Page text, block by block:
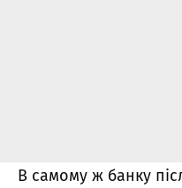
В самому ж банку